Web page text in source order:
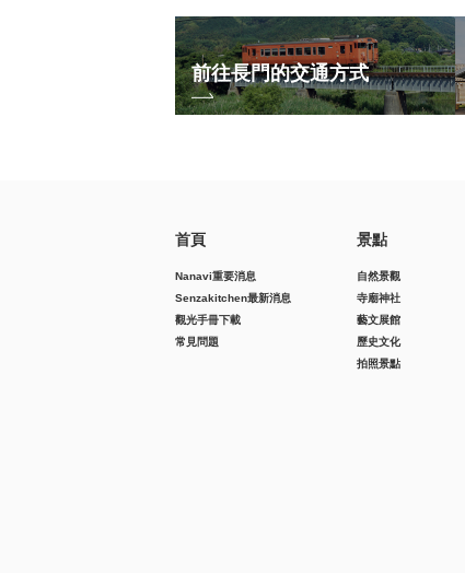
前往長門的交通方式
首頁
Nanavi重要消息
Senzakitchen最新消息
觀光手冊下載
常見問題
景點
自然景觀
寺廟神社
藝文展館
歷史文化
拍照景點